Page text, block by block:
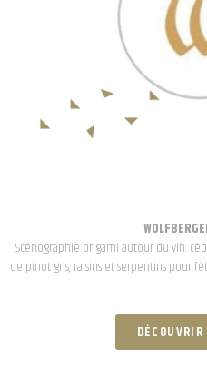
Scénographie origami autour du vin:
de pinot gris, raisins et serpentins pour